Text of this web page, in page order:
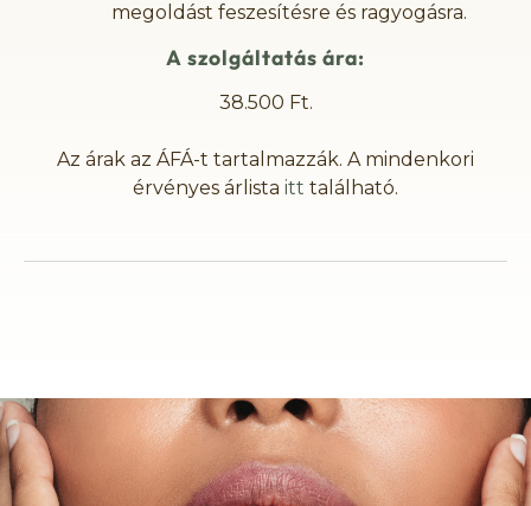
megoldást feszesítésre és ragyogásra.
A szolgáltatás ára:
38.500 Ft.
Az árak az ÁFÁ-t tartalmazzák. A mindenkori
érvényes árlista itt található.